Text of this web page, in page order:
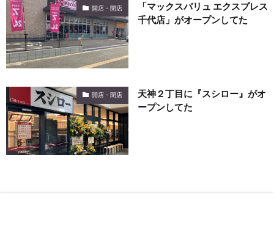
開店・閉店
「マックスバリュ エクスプレス
千代店」がオープンしてた
開店・閉店
天神２丁目に『スシロー』がオ
ープンしてた